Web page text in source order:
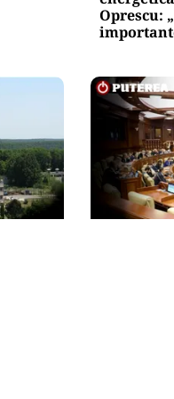
Oprescu: